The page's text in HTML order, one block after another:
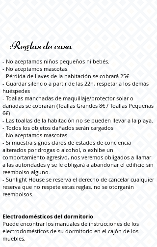
Reglas de casa
- No aceptamos niños pequeños ni bebés.
- No aceptamos mascotas.
- Pérdida de llaves de la habitación se cobrará 25€
- Guardar silencio a partir de las 22h, respetar a los demás
huéspedes
- Toallas manchadas de maquillaje/protector solar o
dañadas se cobrarán (Toallas Grandes 8€ / Toallas Pequeñas
6€)
- Las toallas de la habitación no se pueden llevar a la playa.
- Todos los objetos dañados serán cargados
- No aceptamos mascotas
- Si muestra signos claros de estados de conciencia
alterados por drogas o alcohol, o exhibe un
comportamiento agresivo, nos veremos obligados a llamar
a las autoridades y se le obligará a abandonar el edificio sin
reembolso alguno.
- Sunlight House se reserva el derecho de cancelar cualquier
reserva que no respete estas reglas, no se otorgarán
reembolsos.
Electrodomésticos del dormitorio
Puede encontrar los manuales de instrucciones de los
electrodomésticos de su dormitorio en el cajón de los
muebles.